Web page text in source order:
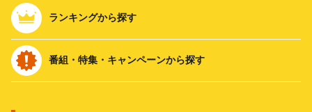
ランキングから探す
番組・特集・キャンペーンから探す